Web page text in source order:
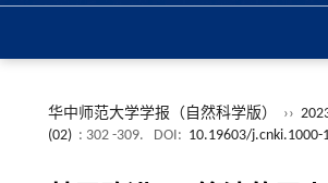
华中师范大学学报（自然科学版） ››
(02) : 302 -309. DOI: 10.19603/j.cnki.1000-